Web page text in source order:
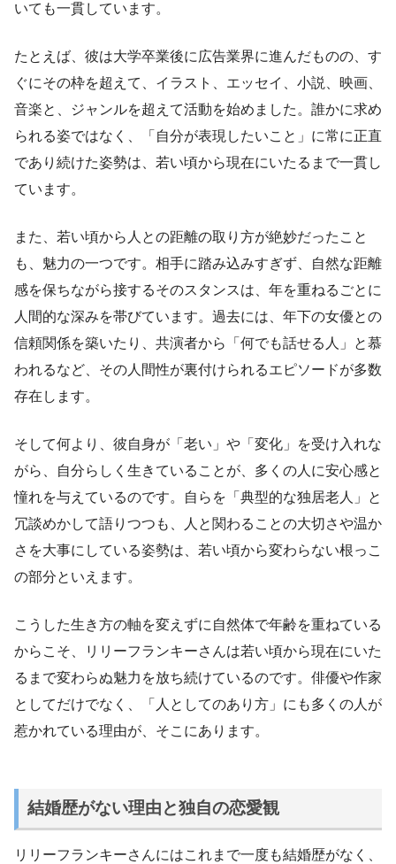
いても一貫しています。
たとえば、彼は大学卒業後に広告業界に進んだものの、す
ぐにその枠を超えて、イラスト、エッセイ、小説、映画、
音楽と、ジャンルを超えて活動を始めました。誰かに求め
られる姿ではなく、「自分が表現したいこと」に常に正直
であり続けた姿勢は、若い頃から現在にいたるまで一貫し
ています。
また、若い頃から人との距離の取り方が絶妙だったこと
も、魅力の一つです。相手に踏み込みすぎず、自然な距離
感を保ちながら接するそのスタンスは、年を重ねるごとに
人間的な深みを帯びています。過去には、年下の女優との
信頼関係を築いたり、共演者から「何でも話せる人」と慕
われるなど、その人間性が裏付けられるエピソードが多数
存在します。
そして何より、彼自身が「老い」や「変化」を受け入れな
がら、自分らしく生きていることが、多くの人に安心感と
憧れを与えているのです。自らを「典型的な独居老人」と
冗談めかして語りつつも、人と関わることの大切さや温か
さを大事にしている姿勢は、若い頃から変わらない根っこ
の部分といえます。
こうした生き方の軸を変えずに自然体で年齢を重ねている
からこそ、リリーフランキーさんは若い頃から現在にいた
るまで変わらぬ魅力を放ち続けているのです。俳優や作家
としてだけでなく、「人としてのあり方」にも多くの人が
惹かれている理由が、そこにあります。
結婚歴がない理由と独自の恋愛観
リリーフランキーさんにはこれまで一度も結婚歴がなく、